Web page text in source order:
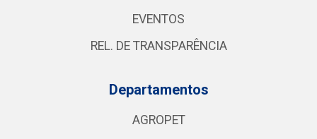
EVENTOS
REL. DE TRANSPARÊNCIA
Departamentos
AGROPET